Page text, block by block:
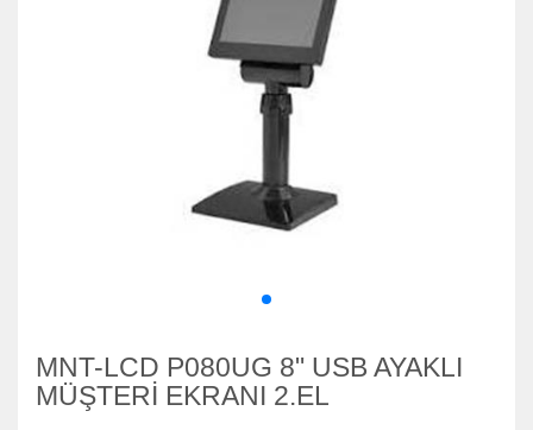
MNT-LCD P080UG 8" USB AYAKLI
MÜŞTERİ EKRANI 2.EL